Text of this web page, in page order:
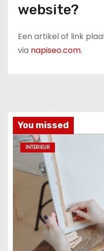
website?
Een artikel of link
via napiseo.com.
You missed
INTERIEUR